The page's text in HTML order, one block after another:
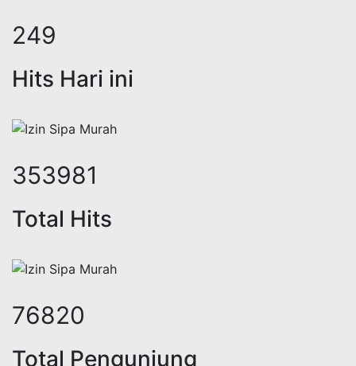
334
Hits Hari ini
474819
Total Hits
103459
Total Pengunjung